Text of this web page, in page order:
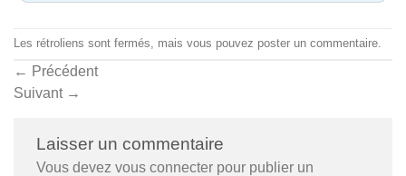
Les rétroliens sont fermés, mais vous pouvez poster un commentaire.
← Précédent
Suivant →
Laisser un commentaire
Vous devez vous connecter pour publier un